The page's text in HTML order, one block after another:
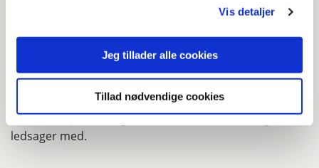
Vis detaljer
Jeg tillader alle cookies
Tillad nødvendige cookies
Arrangementet er gratis, men tilmelding er påkrævet
Der er 100 pladser og du er velkommen til at tage en
ledsager med.